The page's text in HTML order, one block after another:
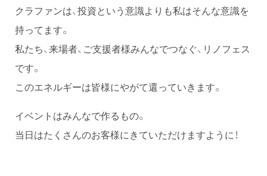
クラファンは、投資という意識よりも私はそんな意識を
持ってます。
私たち、来場者、ご支援者様みんなでつなぐ、リノフェス
です。
このエネルギーは皆様にやがて還っていきます。
イベントはみんなで作るもの。
当日はたくさんのお客様にきていただけますように！